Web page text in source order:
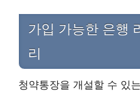
가입 가능한 은행
리
청약통장을 개설할 수 있